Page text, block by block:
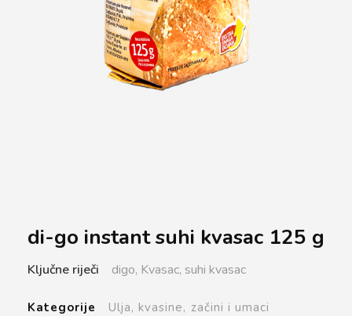
di-go instant suhi kvasac 125 g
Ključne riječi digo, Kvasac, suhi kvasac
Kategorije Ulja, kvasine, začini i umaci